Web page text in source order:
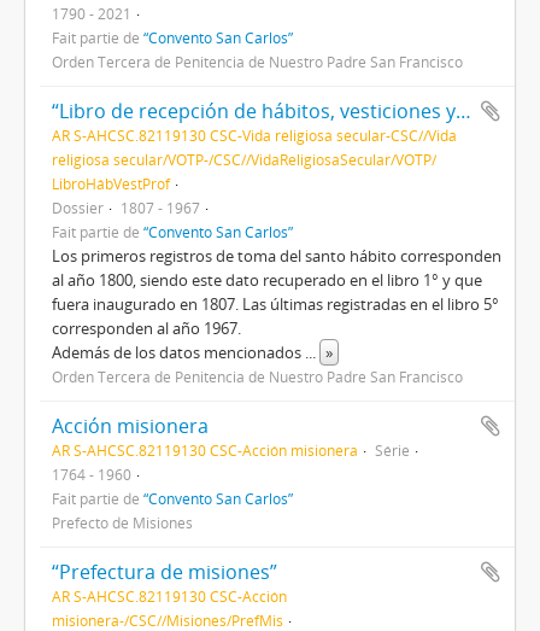
1790 - 2021
Fait partie de “Convento San Carlos”
Orden Tercera de Penitencia de Nuestro Padre San Francisco
“Libro de recepción de hábitos, vesticiones y profesiones”
AR S-AHCSC.82119130 CSC-Vida religiosa secular-CSC//Vida
religiosa secular/VOTP-/CSC//VidaReligiosaSecular/VOTP/
LibroHábVestProf
Dossier
1807 - 1967
Fait partie de “Convento San Carlos”
Los primeros registros de toma del santo hábito corresponden
al año 1800, siendo este dato recuperado en el libro 1° y que
fuera inaugurado en 1807. Las últimas registradas en el libro 5°
corresponden al año 1967.
Además de los datos mencionados ... »
Orden Tercera de Penitencia de Nuestro Padre San Francisco
Acción misionera
AR S-AHCSC.82119130 CSC-Acción misionera
Série
1764 - 1960
Fait partie de “Convento San Carlos”
Prefecto de Misiones
“Prefectura de misiones”
AR S-AHCSC.82119130 CSC-Acción
misionera-/CSC//Misiones/PrefMis